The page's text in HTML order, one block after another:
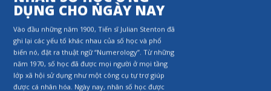
DỤNG CHO NGÀY NAY
Vào đầu những năm 1900, Tiến sĩ Julian Stenton đã
ghi lại các yếu tố khác nhau của số học và phổ
biến nó, đặt ra thuật ngữ “Numerology”. Từ những
năm 1970, số học đã được mọi người ở mọi tầng
lớp xã hội sử dụng như một công cụ tự trợ giúp
được cá nhân hóa. Ngày nay, nhân số học được